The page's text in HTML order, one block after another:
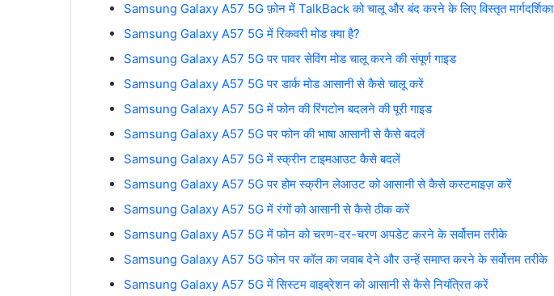
Samsung Galaxy A57 5G फ़ोन में TalkBack को चालू और बंद करने के लिए विस्तृत मार्गदर्शिका
Samsung Galaxy A57 5G में रिकवरी मोड क्या है?
Samsung Galaxy A57 5G पर पावर सेविंग मोड चालू करने की संपूर्ण गाइड
Samsung Galaxy A57 5G पर डार्क मोड आसानी से कैसे चालू करें
Samsung Galaxy A57 5G में फोन की रिंगटोन बदलने की पूरी गाइड
Samsung Galaxy A57 5G पर फोन की भाषा आसानी से कैसे बदलें
Samsung Galaxy A57 5G में स्क्रीन टाइमआउट कैसे बदलें
Samsung Galaxy A57 5G पर होम स्क्रीन लेआउट को आसानी से कैसे कस्टमाइज़ करें
Samsung Galaxy A57 5G में रंगों को आसानी से कैसे ठीक करें
Samsung Galaxy A57 5G में फोन को चरण-दर-चरण अपडेट करने के सर्वोत्तम तरीके
Samsung Galaxy A57 5G फोन पर कॉल का जवाब देने और उन्हें समाप्त करने के सर्वोत्तम तरीके
Samsung Galaxy A57 5G में सिस्टम वाइब्रेशन को आसानी से कैसे नियंत्रित करें